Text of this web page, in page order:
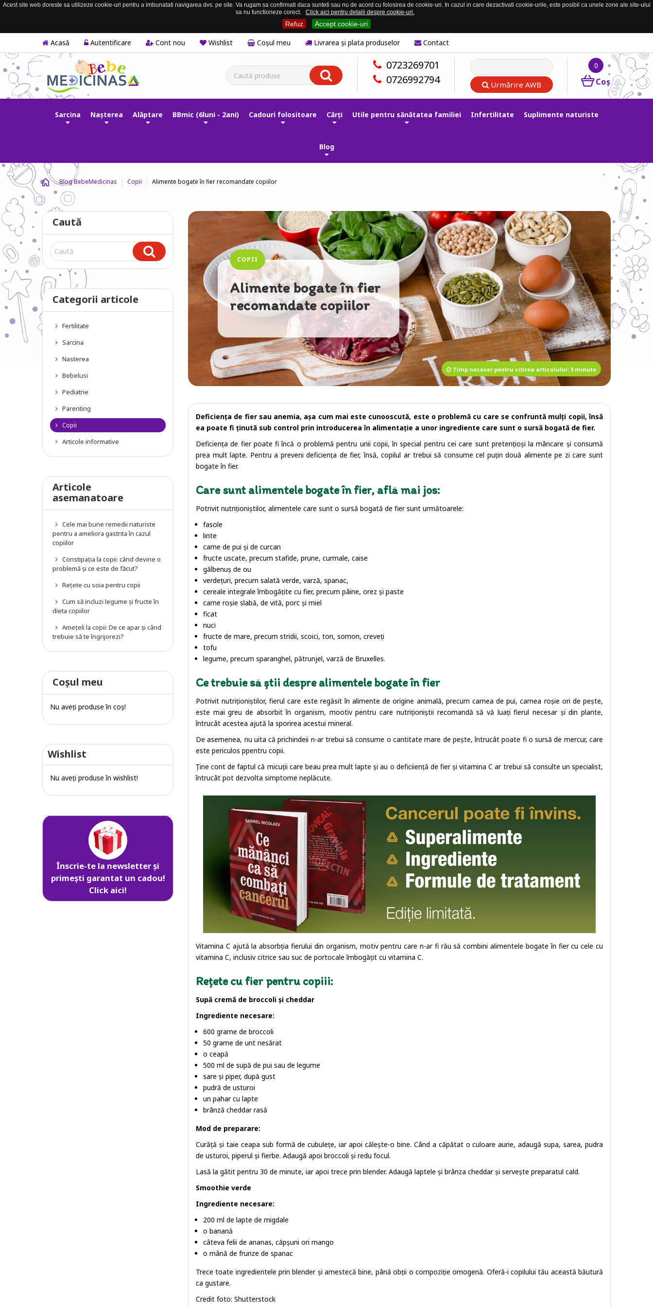
Acest site web doreste sa utilizeze cookie-uri pentru a imbunatati navigarea dvs. pe site. Va rugam sa confirmati daca sunteti sau nu de acord cu folosirea de cookie-uri. In cazul in care dezactivati cookie-urile, este posibil ca unele zone ale site-ului
sa nu functioneze corect.
Click aici pentru detalii despre cookie-uri.
Refuz Accept cookie-uri
Acasă Autentificare Cont nou Wishlist Coşul meu Livrarea și plata produselor Contact
0
Coş
Urmărire AWB
0723269701
0726992794
Sarcina Nașterea Alăptare BBmic (6luni - 2ani) Cadouri folositoare Cărți Utile pentru sănătatea familiei Infertilitate Suplimente naturiste
Blog
Blog BebeMedicinas Copii Alimente bogate în fier recomandate copiilor
Caută
Categorii articole
Fertilitate
Sarcina
Nasterea
Bebelusi
Pediatrie
Parenting
Copii
Articole informative
Articole
asemanatoare
Cele mai bune remedii naturiste
pentru a ameliora gastrita în cazul
copiilor
Constipația la copii: când devine o
problemă și ce este de făcut?
Rețete cu soia pentru copii
Cum să incluzi legume și fructe în
dieta copiilor
Amețeli la copii: De ce apar și când
trebuie să te îngrijorezi?
Coşul meu
Nu aveţi produse în coş!
Wishlist
Nu aveţi produse în wishlist!
Înscrie-te la newsletter și
primești garantat un cadou!
Click aici!
Timp necesar pentru citirea articolului: 3 minute
COPII
Alimente bogate în fier
recomandate copiilor
Deficiența de fier sau anemia, așa cum mai este cunooscută, este o problemă cu care se confruntă mulți copii, însă
ea poate fi ținută sub control prin introducerea în alimentație a unor ingrediente care sunt o sursă bogată de fier.
Deficiența de fier poate fi încă o problemă pentru unii copii, în special pentru cei care sunt pretențioși la mâncare și consumă
prea mult lapte. Pentru a preveni deficiența de fier, însă, copilul ar trebui să consume cel puțin două alimente pe zi care sunt
bogate în fier.
Care sunt alimentele bogate în fier, află mai jos:
Potrivit nutriționiștilor, alimentele care sunt o sursă bogată de fier sunt următoarele:
fasole
linte
carne de pui și de curcan
fructe uscate, precum stafide, prune, curmale, caise
gălbenuș de ou
verdețuri, precum salată verde, varză, spanac,
cereale integrale îmbogățite cu fier, precum pâine, orez și paste
carne roșie slabă, de vită, porc și miel
ficat
nuci
fructe de mare, precum stridii, scoici, ton, somon, creveți
tofu
legume, precum sparanghel, pătrunjel, varză de Bruxelles.
Ce trebuie să știi despre alimentele bogate în fier
Potrivit nutriționiștilor, fierul care este regăsit în alimente de origine animală, precum carnea de pui, carnea roșie ori de pește,
este mai greu de absorbit în organism, mootiv pentru care nutriționiștii recomandă să vă luați fierul necesar și din plante,
întrucât acestea ajută la sporirea acestui mineral.
De asemenea, nu uita că prichindeii n-ar trebui să consume o cantitate mare de pește, întrucât poate fi o sursă de mercur, care
este periculos ppentru copii.
Ține cont de faptul că micuții care beau prea mult lapte și au o deficiiență de fier și vitamina C ar trebui să consulte un specialist,
întrucât pot dezvolta simptome neplăcute.
Vitamina C ajută la absorbția fierului din organism, motiv pentru care n-ar fi rău să combini alimentele bogate în fier cu cele cu
vitamina C, inclusiv citrice sau suc de portocale îmbogățit cu vitamina C.
Rețete cu fier pentru copiii:
Supă cremă de broccoli și cheddar
Ingrediente necesare:
600 grame de broccoli
50 grame de unt nesărat
o ceapă
500 ml de supă de pui sau de legume
sare și piper, după gust
pudră de usturoi
un pahar cu lapte
brânză cheddar rasă
Mod de preparare:
Curăță și taie ceapa sub formă de cubulețe, iar apoi călește-o bine. Când a căpătat o culoare aurie, adaugă supa, sarea, pudra
de usturoi, piperul și fierbe. Adaugă apoi broccoli și redu focul.
Lasă la gătit pentru 30 de minute, iar apoi trece prin blender. Adaugă laptele și brânza cheddar și servește preparatul cald.
Smoothie verde
Ingrediente necesare:
200 ml de lapte de migdale
o banană
câteva felii de ananas, căpșuni ori mango
o mână de frunze de spanac
Trece toate ingredientele prin blender și amestecă bine, până obții o compoziție omogenă. Oferă-i copilului tău această băutură
ca gustare.
Credit foto: Shutterstock